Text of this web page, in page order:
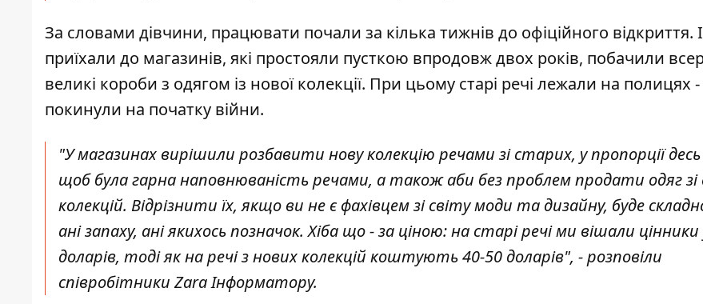
За словами дівчини, працювати почали за кілька тижнів до офіційного відкриття.
приїхали до магазинів, які простояли пусткою впродовж двох років, побачили
великі короби з одягом із нової колекції. При цьому старі речі лежали на полицях -
покинули на початку війни.
"У магазинах вирішили розбавити нову колекцію речами зі старих, у пропорції
щоб була гарна наповнюваність речами, а також аби без проблем продати одяг
колекцій. Відрізнити їх, якщо ви не є фахівцем зі світу моди та дизайну, буде
ані запаху, ані якихось позначок. Хіба що - за ціною: на старі речі ми вішали
доларів, тоді як на речі з нових колекцій коштують 40-50 доларів", - розповіли
співробітники Zara Інформатору.